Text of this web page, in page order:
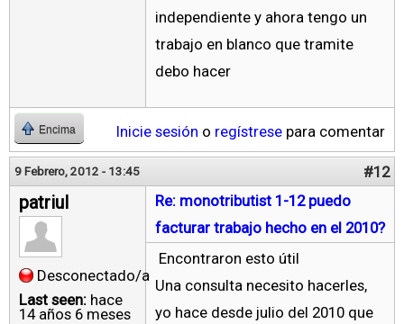
independiente y ahora tengo un
trabajo en blanco que tramite
debo hacer
Encima Inicie sesión o regístrese para comentar
9 Febrero, 2012 - 13:45 #12
patriul
Desconectado/a
Last seen: hace
14 años 6 meses
Re: monotributist 1-12 puedo
facturar trabajo hecho en el 2010?
Encontraron esto útil
Una consulta necesito hacerles,
yo hace desde julio del 2010 que